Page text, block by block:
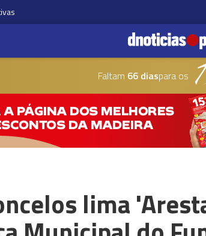
Faltam 66 diaspara os
lima